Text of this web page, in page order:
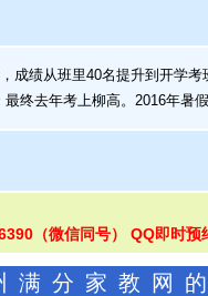
成绩从班里40名提升到开学
终去年考上柳高。2016年暑
（微信同号） QQ即时预
分家教网